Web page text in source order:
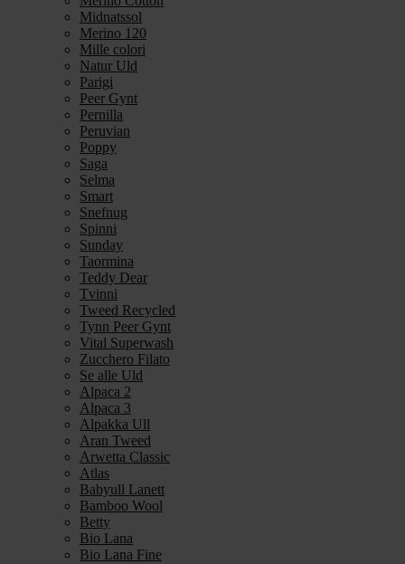
Midnatssol
Merino 120
Mille colori
Natur Uld
Parigi
Peer Gynt
Pernilla
Peruvian
Poppy
Saga
Selma
Smart
Snefnug
Spinni
Sunday
Taormina
Teddy Dear
Tvinni
Tweed Recycled
Tynn Peer Gynt
Vital Superwash
Zucchero Filato
Se alle Uld
Alpaca 2
Alpaca 3
Alpakka Ull
Aran Tweed
Arwetta Classic
Atlas
Babyull Lanett
Bamboo Wool
Betty
Bio Lana
Bio Lana Fine